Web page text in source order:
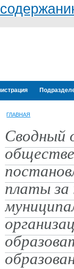
ГЛАВНАЯ
Сводный
платы за